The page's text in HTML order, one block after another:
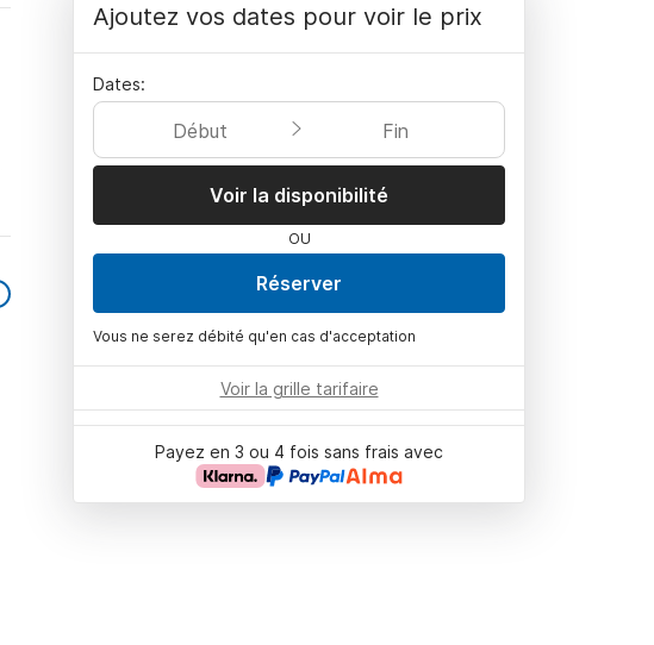
Ajoutez vos dates pour voir le prix
Dates:
Début Fin
Voir la disponibilité
OU
Réserver
Vous ne serez débité qu'en cas d'acceptation
Voir la grille tarifaire
Payez en 3 ou 4 fois sans frais avec